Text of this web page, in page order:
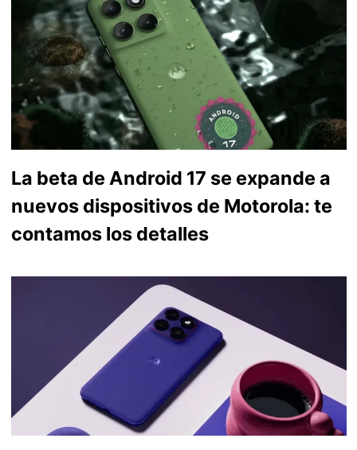
La beta de Android 17 se expande a
nuevos dispositivos de Motorola: te
contamos los detalles